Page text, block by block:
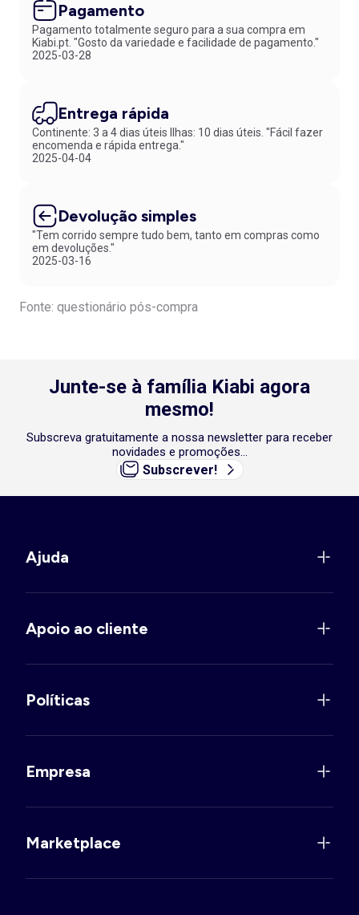
Pagamento
Pagamento totalmente seguro para a sua compra em
Kiabi.pt. "Gosto da variedade e facilidade de pagamento."
2025-03-28
Entrega rápida
Continente: 3 a 4 dias úteis Ilhas: 10 dias úteis. "Fácil fazer
encomenda e rápida entrega."
2025-04-04
Devolução simples
"Tem corrido sempre tudo bem, tanto em compras como
em devoluções."
2025-03-16
Fonte: questionário pós-compra
Junte-se à família Kiabi agora
mesmo!
Subscreva gratuitamente a nossa newsletter para receber
novidades e promoções...
Subscrever!
Ajuda
Apoio ao cliente
Políticas
Empresa
Marketplace